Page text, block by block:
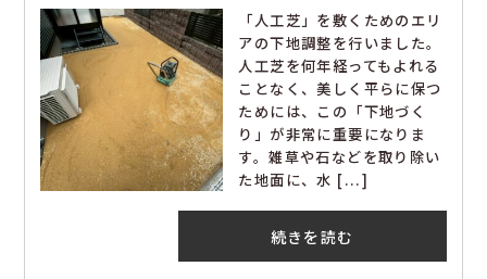
「人工芝」を敷くためのエリ
アの下地調整を行いました。
人工芝を何年経ってもよれる
ことなく、美しく平らに保つ
ためには、この「下地づく
り」が非常に重要になりま
す。雑草や石などを取り除い
た地面に、水 [...]
続きを読む